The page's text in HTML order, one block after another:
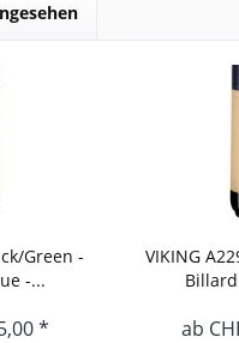
Green -
-...
*
VIKING
ab